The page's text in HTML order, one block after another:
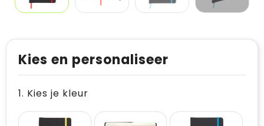
Kies en personaliseer
1. Kies je kleur